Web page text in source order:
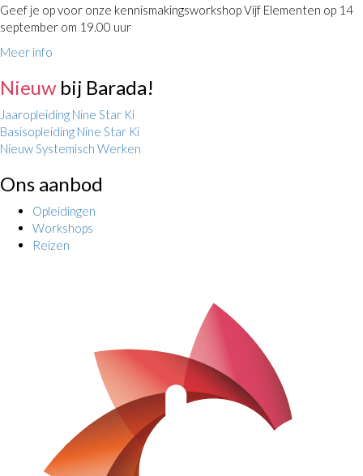
Geef je op voor onze kennismakingsworkshop Vijf Elementen op 14
september om 19.00 uur
Meer info
Nieuw bij Barada!
Jaaropleiding Nine Star Ki
Basisopleiding Nine Star Ki
Nieuw Systemisch Werken
Ons aanbod
Opleidingen
Workshops
Reizen